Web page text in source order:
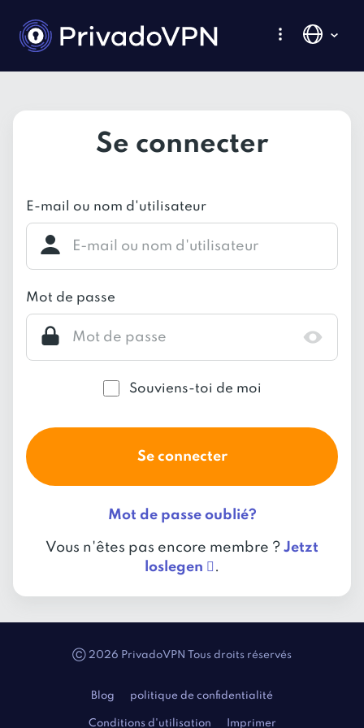
Se connecter
E-mail ou nom d'utilisateur
Mot de passe
Souviens-toi de moi
Se connecter
Mot de passe oublié?
Vous n'êtes pas encore membre ? Jetzt
loslegen  .
Ⓒ 2026 PrivadoVPN Tous droits réservés
Blog politique de confidentialité
Conditions d'utilisation Imprimer